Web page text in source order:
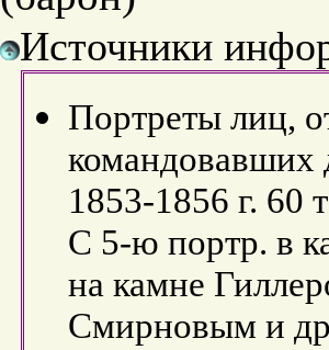
Источники
Портреты лиц,
командовавших
1853-1856 г. 60
С 5-ю портр. в
на камне
Смирновым и